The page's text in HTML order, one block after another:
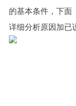
的基本条件，下面
详细分析原因加已